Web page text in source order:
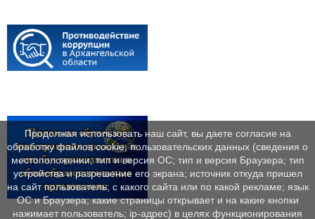
Продолжая использовать наш сайт, вы даете согласие на
обработку файлов cookie, пользовательских данных (сведения о
местоположении; тип и версия ОС; тип и версия Браузера; тип
устройства и разрешение его экрана; источник откуда пришел
на сайт пользователь; с какого сайта или по какой рекламе; язык
ОС и Браузера; какие страницы открывает и на какие кнопки
нажимает пользователь; ip-адрес) в целях функционирования